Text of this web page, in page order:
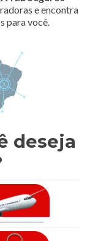
e encontra
para você.
deseja